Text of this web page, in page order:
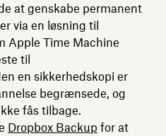
at genskabe permanent
via en løsning til
Apple Time Machine
til
en sikkerhedskopi er
begrænsede, og
fås tilbage.
Dropbox Backup for at